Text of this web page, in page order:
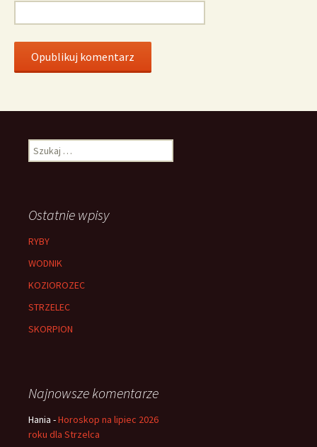
Szukaj:
Ostatnie wpisy
RYBY
WODNIK
KOZIOROZEC
STRZELEC
SKORPION
Najnowsze komentarze
Hania -Horoskop na lipiec 2026
roku dla Strzelca